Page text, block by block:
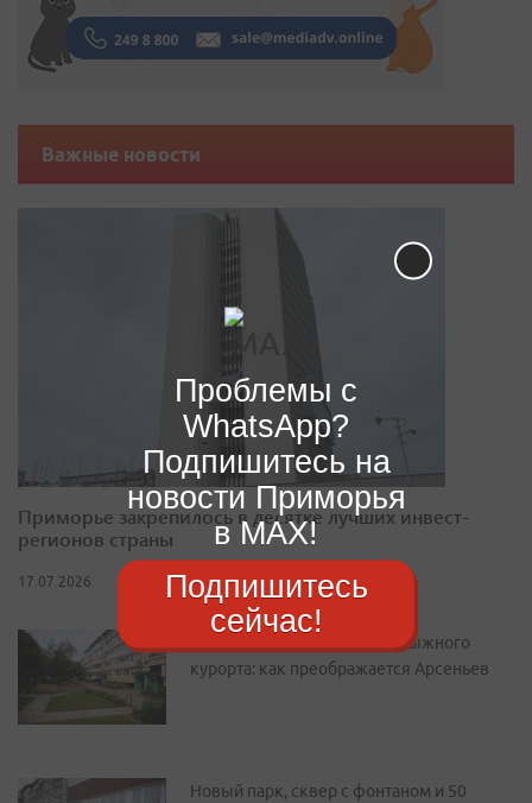
Важные новости
Приморье закрепилось в десятке лучших инвест-
регионов страны
17.07.2026
От уютного двора до горнолыжного
курорта: как преображается Арсеньев
Новый парк, сквер с фонтаном и 50
Проблемы с
WhatsApp?
Подпишитесь на
новости Приморья
в MAX!
Подпишитесь
сейчас!